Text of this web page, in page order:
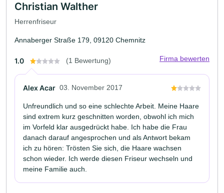
Christian Walther
Herrenfriseur
Annaberger Straße 179, 09120 Chemnitz
1.0 (1 Bewertung) Firma bewerten
Alex Acar 03. November 2017
Unfreundlich und so eine schlechte Arbeit. Meine Haare
sind extrem kurz geschnitten worden, obwohl ich mich
im Vorfeld klar ausgedrückt habe. Ich habe die Frau
danach darauf angesprochen und als Antwort bekam
ich zu hören: Trösten Sie sich, die Haare wachsen
schon wieder. Ich werde diesen Friseur wechseln und
meine Familie auch.